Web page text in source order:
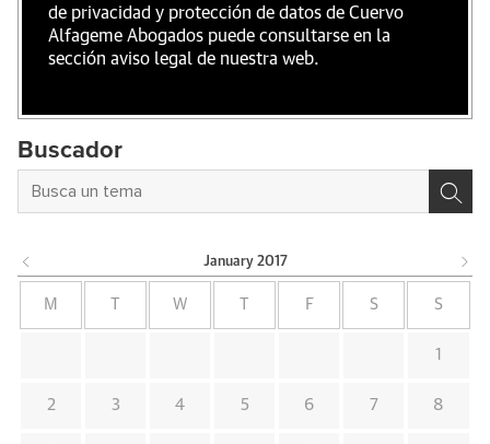
de privacidad y protección de datos de Cuervo
Alfageme Abogados puede consultarse en la
sección aviso legal de nuestra web.
Buscador
January 2017
M W F S S
1
2 3 4 5 6 7 8